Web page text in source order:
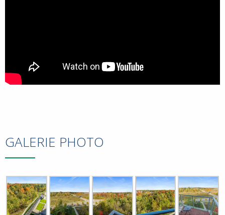
GALERIE PHOTO